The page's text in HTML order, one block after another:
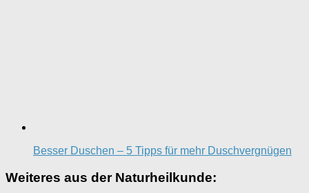
Besser Duschen – 5 Tipps für mehr Duschvergnügen
Weiteres aus der Naturheilkunde: